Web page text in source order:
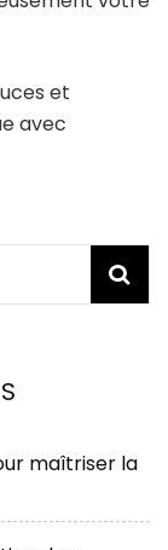
et
avec
maîtriser la